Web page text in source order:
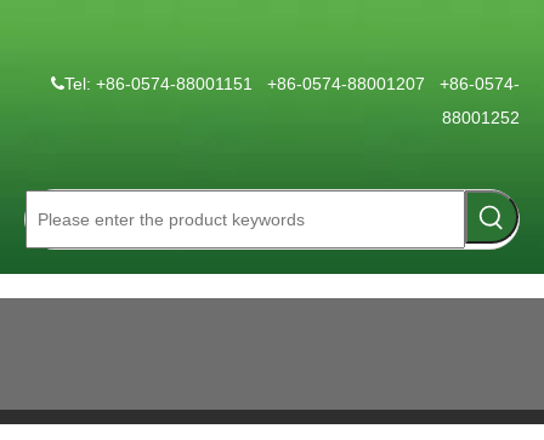
Tel: +86-0574-88001151 +86-0574-88001207 +86-0574-
88001252